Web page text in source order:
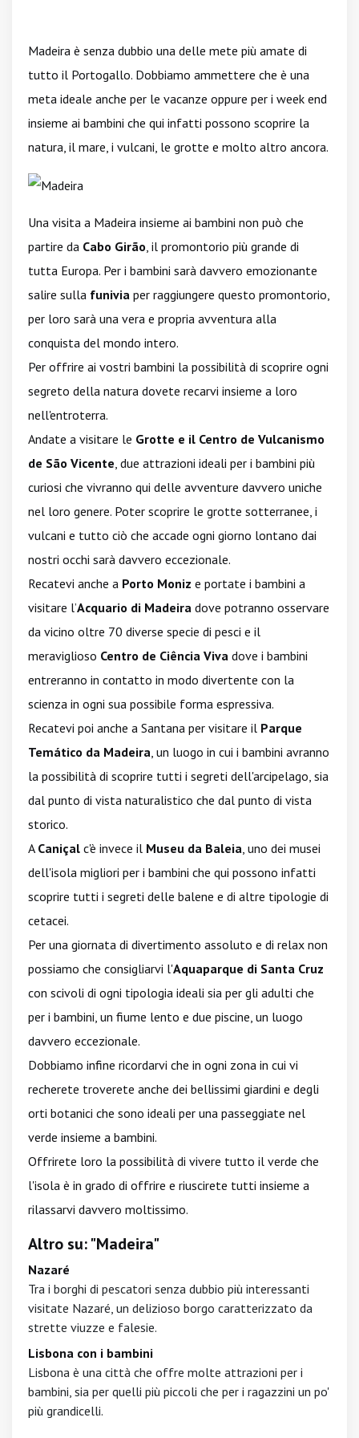
Madeira è senza dubbio una delle mete più amate di
tutto il Portogallo. Dobbiamo ammettere che è una
meta ideale anche per le vacanze oppure per i week end
insieme ai bambini che qui infatti possono scoprire la
natura, il mare, i vulcani, le grotte e molto altro ancora.
Una visita a Madeira insieme ai bambini non può che
partire da Cabo Girão, il promontorio più grande di
tutta Europa. Per i bambini sarà davvero emozionante
salire sulla funivia per raggiungere questo promontorio,
per loro sarà una vera e propria avventura alla
conquista del mondo intero.
Per offrire ai vostri bambini la possibilità di scoprire ogni
segreto della natura dovete recarvi insieme a loro
nell'entroterra.
Andate a visitare le Grotte e il Centro de Vulcanismo
de São Vicente, due attrazioni ideali per i bambini più
curiosi che vivranno qui delle avventure davvero uniche
nel loro genere. Poter scoprire le grotte sotterranee, i
vulcani e tutto ciò che accade ogni giorno lontano dai
nostri occhi sarà davvero eccezionale.
Recatevi anche a Porto Moniz e portate i bambini a
visitare l’Acquario di Madeira dove potranno osservare
da vicino oltre 70 diverse specie di pesci e il
meraviglioso Centro de Ciência Viva dove i bambini
entreranno in contatto in modo divertente con la
scienza in ogni sua possibile forma espressiva.
Recatevi poi anche a Santana per visitare il Parque
Temático da Madeira, un luogo in cui i bambini avranno
la possibilità di scoprire tutti i segreti dell'arcipelago, sia
dal punto di vista naturalistico che dal punto di vista
storico.
A Caniçal c'è invece il Museu da Baleia, uno dei musei
dell'isola migliori per i bambini che qui possono infatti
scoprire tutti i segreti delle balene e di altre tipologie di
cetacei.
Per una giornata di divertimento assoluto e di relax non
possiamo che consigliarvi l'Aquaparque di Santa Cruz
con scivoli di ogni tipologia ideali sia per gli adulti che
per i bambini, un fiume lento e due piscine, un luogo
davvero eccezionale.
Dobbiamo infine ricordarvi che in ogni zona in cui vi
recherete troverete anche dei bellissimi giardini e degli
orti botanici che sono ideali per una passeggiate nel
verde insieme a bambini.
Offrirete loro la possibilità di vivere tutto il verde che
l'isola è in grado di offrire e riuscirete tutti insieme a
rilassarvi davvero moltissimo.
Altro su: "Madeira"
Nazaré
Tra i borghi di pescatori senza dubbio più interessanti
visitate Nazaré, un delizioso borgo caratterizzato da
strette viuzze e falesie.
Lisbona con i bambini
Lisbona è una città che offre molte attrazioni per i
bambini, sia per quelli più piccoli che per i ragazzini un po'
più grandicelli.